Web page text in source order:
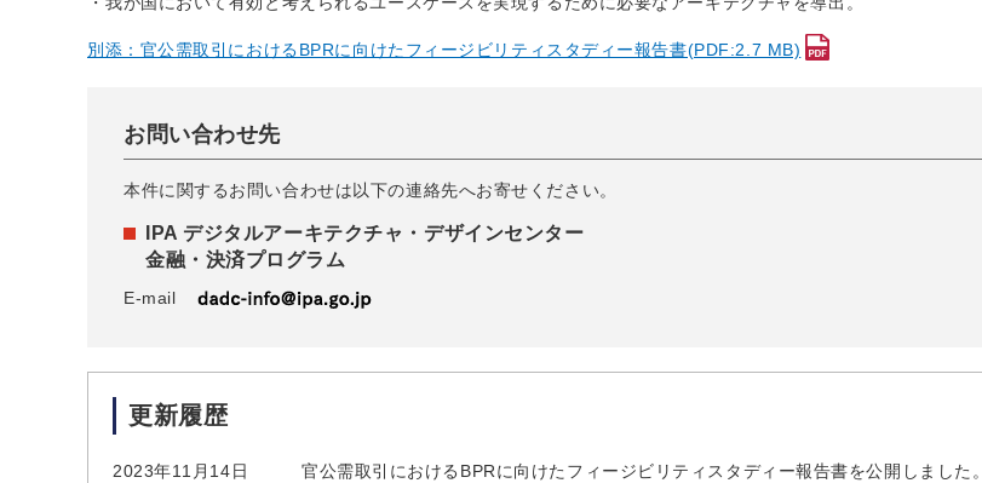
別添：官公需取引におけるBPRに向けたフィージビリティスタディー報告書(PDF:2.7 MB)
お問い合わせ先
本件に関するお問い合わせは以下の連絡先へお寄せください。
IPA デジタルアーキテクチャ・デザインセンター
金融・決済プログラム
E-mail
更新履歴
2023年11月14日 官公需取引におけるBPRに向けたフィージビリティスタディー報告書を公開しました。